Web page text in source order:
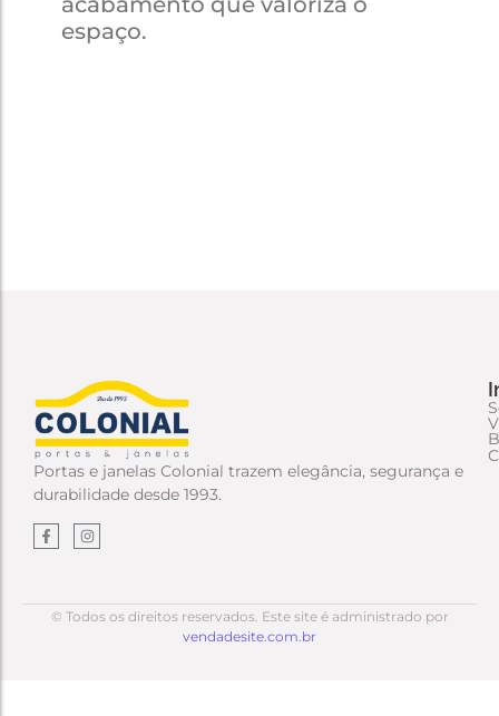
espaço.
Portas e janelas Colonial trazem elegância, segurança e
durabilidade desde 1993.
© Todos os direitos reservados. Este site é administrado por
vendadesite.com.br